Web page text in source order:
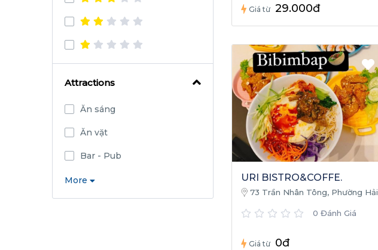
Attractions
Ăn sáng
Ăn vặt
Bar - Pub
More
Giá từ 29.000đ
URI BISTRO&COFFE.
73 Trần Nhân Tông, Phường Hải
Nam
0 Đánh Giá
Giá từ 0đ